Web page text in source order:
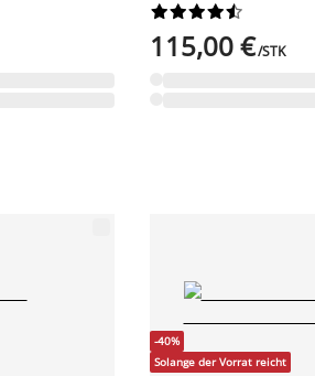






115,00 €/STK
-40%
Solange der Vorrat reicht